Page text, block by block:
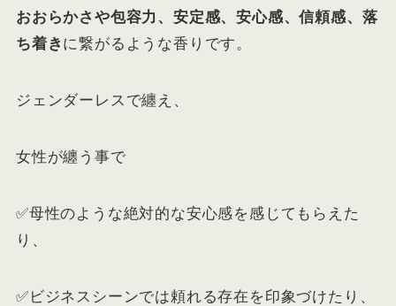
おおらかさや包容力、安定感、安心感、信頼感、落
ち着き に繋がるような香りです。
ジェンダーレスで纏え、
女性が纏う事で
✅母性のような絶対的な安心感を感じてもらえた
り、
✅ビジネスシーンでは頼れる存在を印象づけたり、